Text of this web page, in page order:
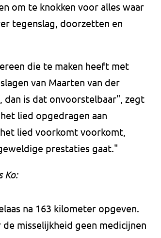
om te knokken voor alles waar
tegenslag, doorzetten en
die te maken heeft met
van Maarten van der
is dat onvoorstelbaar", zegt
lied opgedragen aan
lied voorkomt voorkomt,
prestaties gaat."
Ko:
na 163 kilometer opgeven.
misselijkheid geen medicijnen